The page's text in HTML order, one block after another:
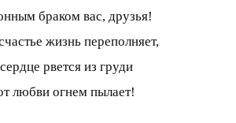
браком вас, друзья!
жизнь переполняет,
рвется из груди
любви огнем пылает!